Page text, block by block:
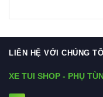
LIÊN HỆ VỚI CHÚNG TÔI
XE TUI SHOP - PHỤ